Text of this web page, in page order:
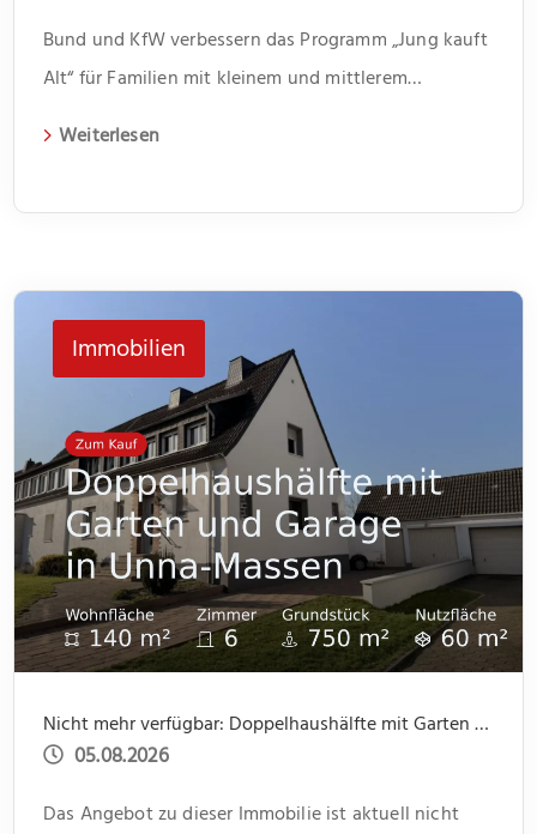
Bund und KfW verbessern das Programm „Jung kauft
Alt“ für Familien mit kleinem und mittlerem
Weiterlesen
Immobilien
Nicht mehr verfügbar: Doppelhaushälfte mit Garten und Garage in Unna-Massen
05.08.2026
Das Angebot zu dieser Immobilie ist aktuell nicht